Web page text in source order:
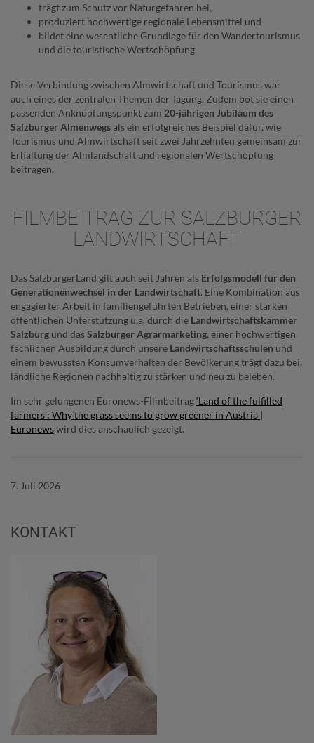
trägt zum Schutz vor Naturgefahren bei,
produziert hochwertige regionale Lebensmittel und
bildet eine wesentliche Grundlage für den Wandertourismus
und die touristische Wertschöpfung.
Diese Verbindung zwischen Almwirtschaft und Tourismus war
auch eines der zentralen Themen der Tagung. Zudem bot sie einen
passenden Anknüpfungspunkt zum 20-jährigen Jubiläum des
Salzburger Almenwegs als ein erfolgreiches Beispiel dafür, wie
Tourismus und Almwirtschaft seit zwei Jahrzehnten gemeinsam zur
Erhaltung der Almlandschaft und regionalen Wertschöpfung
beitragen.
FILMBEITRAG ZUR SALZBURGER
LANDWIRTSCHAFT
Das SalzburgerLand gilt auch seit Jahren als Erfolgsmodell für den
Generationenwechsel in der Landwirtschaft. Eine Kombination aus
engagierter Arbeit in familiengeführten Betrieben, einer starken
öffentlichen Unterstützung u.a. durch die Landwirtschaftskammer
Salzburg und dasSalzburger Agrarmarketing, einer hochwertigen
fachlichen Ausbildung durch unsere Landwirtschaftsschulen und
einem bewussten Konsumverhalten der Bevölkerung trägt dazu bei,
ländliche Regionen nachhaltig zu stärken und neu zu beleben.
Im sehr gelungenen Euronews-Filmbeitrag‘Land of the fulfilled
farmers’: Why the grass seems to grow greener in Austria |
Euronewswird dies anschaulich gezeigt.
7. Juli 2026
KONTAKT